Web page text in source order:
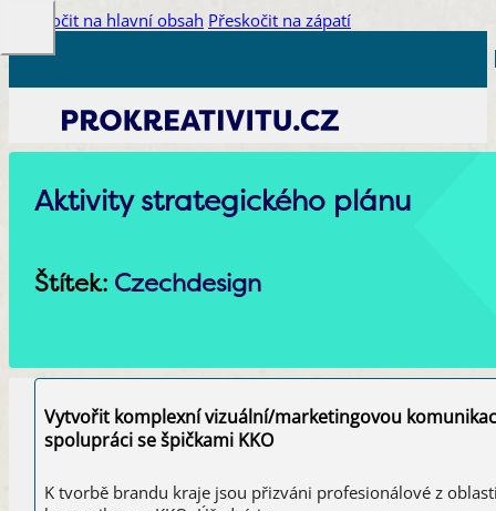
Přeskočit na hlavní obsah Přeskočit na zápatí
Aktivity strategického plánu
Štítek: Czechdesign
Vytvořit komplexní vizuální/marketingovou
spolupráci se špičkami KKO
K tvorbě brandu kraje jsou přizváni profesionálové z